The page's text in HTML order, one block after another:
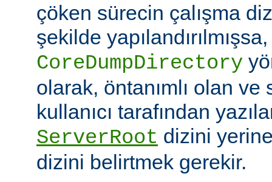
çöken sürecin çalışma
şekilde yapılandırılmışsa,
CoreDumpDirectory
olarak, öntanımlı olan ve
kullanıcı tarafından
ServerRoot dizini
dizini belirtmek gerekir.